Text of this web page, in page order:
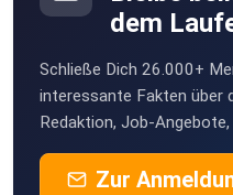
www.konex-bw.de
radicast@konex.bwl.de
Brandenburg (wageMUT):
dem
Schließe Dich 26.000+
interessante Fakten über
Redaktion, Job-
Zur